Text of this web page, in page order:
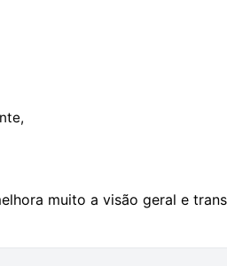
muito a visão geral e